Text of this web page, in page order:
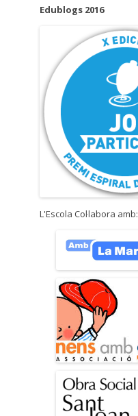
Edublogs 2016
L'Escola Col·labora amb: